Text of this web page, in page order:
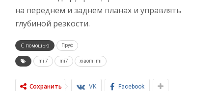
на переднем и заднем планах и управлять
глубиной резкости.
С помощью Пруф
mi 7 mi7 xiaomi mi
Сохранить VK Facebook